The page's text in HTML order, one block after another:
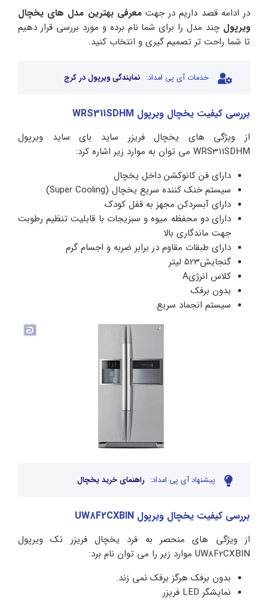
در ادامه قصد داریم در جهتمعرفی بهترین مدل های یخچال
ویرپولچند مدل را برای شما نام برده و مورد بررسی قرار دهیم
تا شما راحت تر تصمیم گیری و انتخاب کنید.
خدمات آی پی امداد: نمایندگی ویرپول در کرج
بررسی کیفیت یخچال ویرپول WRS311SDHM
از ویژگی های یخچال فریزر ساید بای ساید ویرپول
WRS311SDHM می توان به موارد زیر اشاره کرد:
دارای فن کانوکشن داخل یخچال
سیستم خنک کننده سریع یخچال ‏(‏Super Cooling‏)‏
دارای آبسردکن مجهز به قفل کودک
دارای دو محفظه میوه و سبزیجات با قابلیت تنظیم رطوبت
جهت ماندگاری بالا
دارای طبقات مقاوم در برابر ضربه و اجسام گرم
گنجایش523 لیتر
کلاس انرژیA
بدون برفک
سیستم انجماد سریع
پیشنهاد آی پی امداد: راهنمای خرید یخچال
بررسی کیفیت یخچال ویرپول UW8F2CXBIN
از ویژگی های منحصر به فرد یخچال فریزر تک ویرپول
UW8F2CXBIN موارد زیر را می توان نام برد:
بدون برفک هرگز برفک نمی زند.
نمایشگر LED فریزر